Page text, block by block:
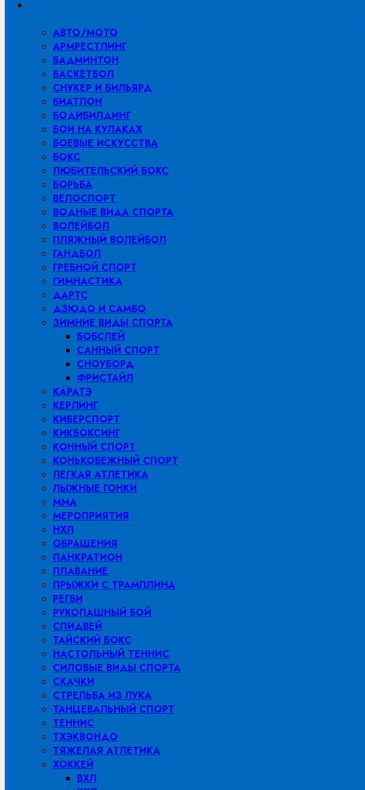
меню
АВТО/МОТО
АРМРЕСТЛИНГ
БАДМИНТОН
БАСКЕТБОЛ
СНУКЕР И БИЛЬЯРД
БИАТЛОН
БОДИБИЛДИНГ
БОИ НА КУЛАКАХ
БОЕВЫЕ ИСКУССТВА
БОКС
ЛЮБИТЕЛЬСКИЙ БОКС
БОРЬБА
ВЕЛОСПОРТ
ВОДНЫЕ ВИДА СПОРТА
ВОЛЕЙБОЛ
ПЛЯЖНЫЙ ВОЛЕЙБОЛ
ГАНДБОЛ
ГРЕБНОЙ СПОРТ
ГИМНАСТИКА
ДАРТС
ДЗЮДО И САМБО
ЗИМНИЕ ВИДЫ СПОРТА
БОБСЛЕЙ
САННЫЙ СПОРТ
СНОУБОРД
ФРИСТАЙЛ
КАРАТЭ
КЕРЛИНГ
КИБЕРСПОРТ
КИКБОКСИНГ
КОННЫЙ СПОРТ
КОНЬКОБЕЖНЫЙ СПОРТ
ЛЕГКАЯ АТЛЕТИКА
ЛЫЖНЫЕ ГОНКИ
MMA
МЕРОПРИЯТИЯ
НХЛ
ОБРАЩЕНИЯ
ПАНКРАТИОН
ПЛАВАНИЕ
ПРЫЖКИ С ТРАМПЛИНА
РЕГБИ
РУКОПАШНЫЙ БОЙ
СПИДВЕЙ
ТАЙСКИЙ БОКС
НАСТОЛЬНЫЙ ТЕННИС
СИЛОВЫЕ ВИДЫ СПОРТА
СКАЧКИ
СТРЕЛЬБА ИЗ ЛУКА
ТАНЦЕВАЛЬНЫЙ СПОРТ
ТЕННИС
ТХЭКВОНДО
ТЯЖЕЛАЯ АТЛЕТИКА
ХОККЕЙ
ВХЛ